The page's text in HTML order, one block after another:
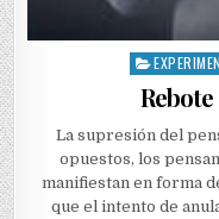
Posted
in
La supresión del
opuestos, los
manifiestan en forma
que el intento de